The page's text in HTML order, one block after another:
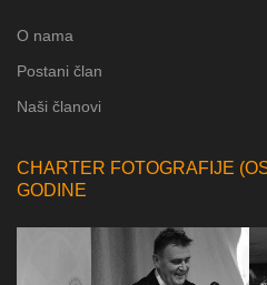
O nama
Postani član
Naši članovi
CHARTER FOTOGRAFIJE
GODINE